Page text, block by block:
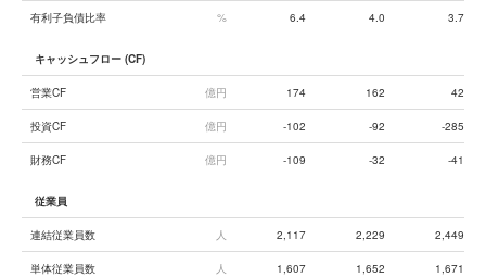
有利子負債比率 % 6.4 4.0 3.7
キャッシュフロー (CF)
営業CF 億円 174 162 42
投資CF 億円 -102 -92 -285
財務CF 億円 -109 -32 -41
従業員
連結従業員数 人 2,117 2,229 2,449
単体従業員数 人 1,607 1,652 1,671